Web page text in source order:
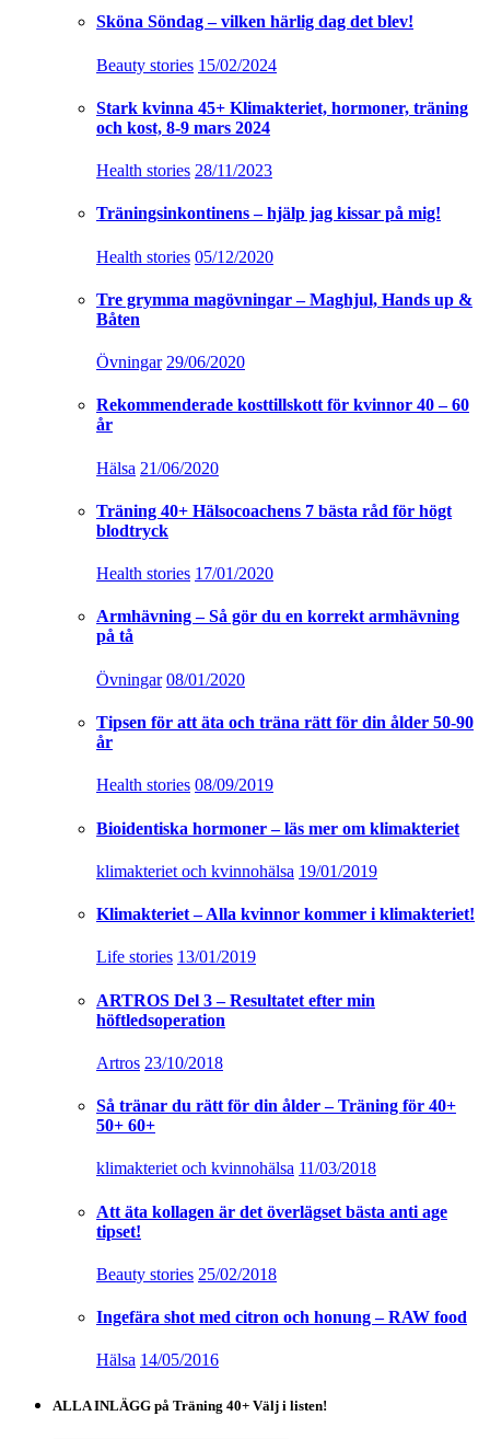
Sköna Söndag – vilken härlig dag det blev!
Beauty stories 15/02/2024
Stark kvinna 45+ Klimakteriet, hormoner, träning
och kost, 8-9 mars 2024
Health stories 28/11/2023
Träningsinkontinens – hjälp jag kissar på mig!
Health stories 05/12/2020
Tre grymma magövningar – Maghjul, Hands up &
Båten
Övningar 29/06/2020
Rekommenderade kosttillskott för kvinnor 40 – 60
år
Hälsa 21/06/2020
Träning 40+ Hälsocoachens 7 bästa råd för högt
blodtryck
Health stories 17/01/2020
Armhävning – Så gör du en korrekt armhävning
på tå
Övningar 08/01/2020
Tipsen för att äta och träna rätt för din ålder 50-90
år
Health stories 08/09/2019
Bioidentiska hormoner – läs mer om klimakteriet
klimakteriet och kvinnohälsa 19/01/2019
Klimakteriet – Alla kvinnor kommer i klimakteriet!
Life stories 13/01/2019
ARTROS Del 3 – Resultatet efter min
höftledsoperation
Artros 23/10/2018
Så tränar du rätt för din ålder – Träning för 40+
50+ 60+
klimakteriet och kvinnohälsa 11/03/2018
Att äta kollagen är det överlägset bästa anti age
tipset!
Beauty stories 25/02/2018
Ingefära shot med citron och honung – RAW food
Hälsa 14/05/2016
ALLA INLÄGG på Träning 40+ Välj i listen!